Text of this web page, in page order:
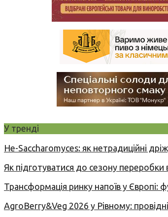
У тренді
Не-Saccharomyces: як нетрадиційні
Як підготуватися до сезону
Трансформація ринку напоїв у Європі:
AgroBerry&Veg 2026 у Рівному: